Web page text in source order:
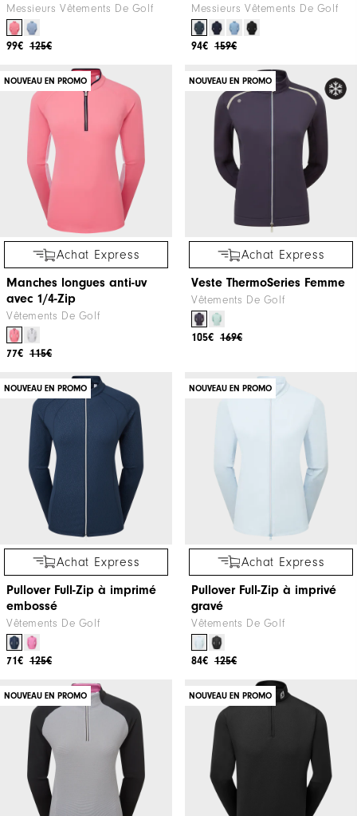
Messieurs Vêtements De Golf
125€
99€
Messieurs Vêtements De Golf
159€
94€
NOUVEAU EN PROMO
Achat Express
Manches longues anti-uv
avec 1/4-Zip
Vêtements De Golf
115€
77€
NOUVEAU EN PROMO
Achat Express
Veste ThermoSeries Femme
Vêtements De Golf
169€
105€
NOUVEAU EN PROMO
Achat Express
Pullover Full-Zip à imprimé
embossé
Vêtements De Golf
125€
71€
NOUVEAU EN PROMO
Achat Express
Pullover Full-Zip à imprivé
gravé
Vêtements De Golf
125€
84€
NOUVEAU EN PROMO NOUVEAU EN PROMO